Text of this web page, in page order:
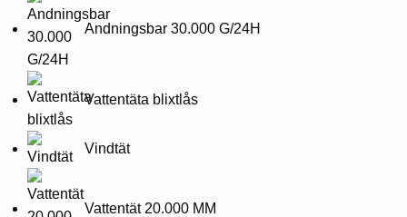
Andningsbar 30.000 G/24H
Vattentäta blixtlås
Vindtät
Vattentät 20.000 MM